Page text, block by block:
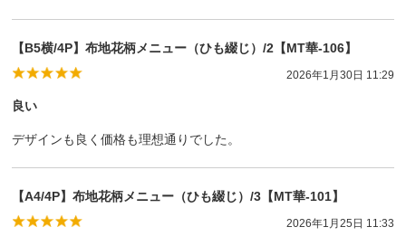
【B5横/4P】布地花柄メニュー（ひも綴じ）/2【MT華-106】
2026年1月30日 11:29
良い
デザインも良く価格も理想通りでした。
【A4/4P】布地花柄メニュー（ひも綴じ）/3【MT華-101】
2026年1月25日 11:33